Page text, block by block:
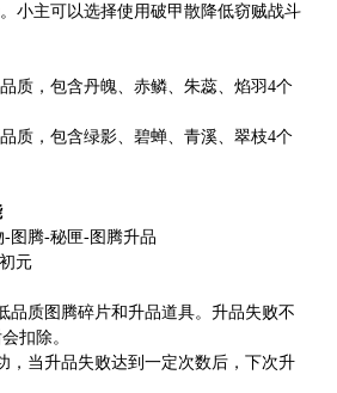
小主可以选择使用破甲散降低窃贼战斗
质，包含丹魄、赤鳞、朱蕊、焰羽4个
质，包含绿影、碧蝉、青溪、翠枝4个
图腾-秘匣-图腾升品
元
品质图腾碎片和升品道具。升品失败不
扣除。
，当升品失败达到一定次数后，下次升